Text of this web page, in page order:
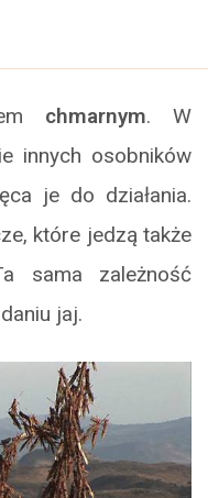
chmarnym. W
innych osobników
je do działania.
które jedzą także
sama zależność
jaj.